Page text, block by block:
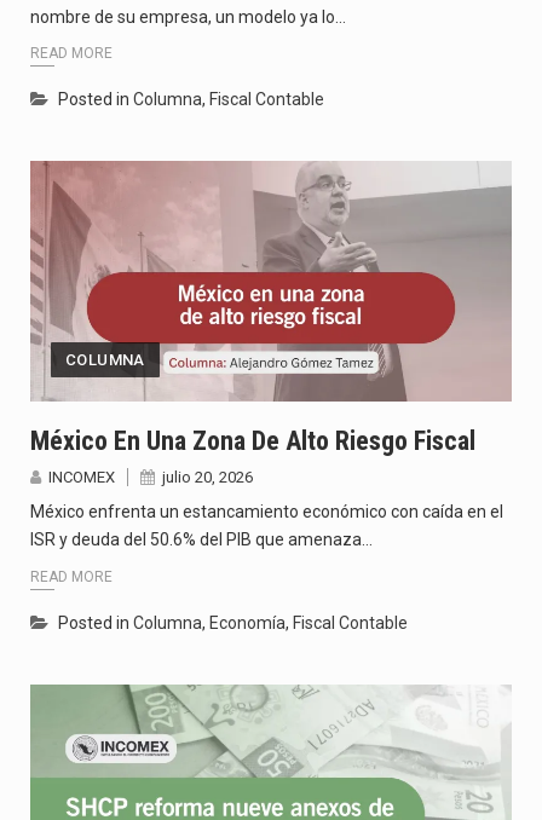
nombre de su empresa, un modelo ya lo…
READ MORE
Posted in Columna, Fiscal Contable
COLUMNA
México En Una Zona De Alto Riesgo Fiscal
INCOMEX julio 20, 2026
México enfrenta un estancamiento económico con caída en el
ISR y deuda del 50.6% del PIB que amenaza…
READ MORE
Posted in Columna, Economía, Fiscal Contable